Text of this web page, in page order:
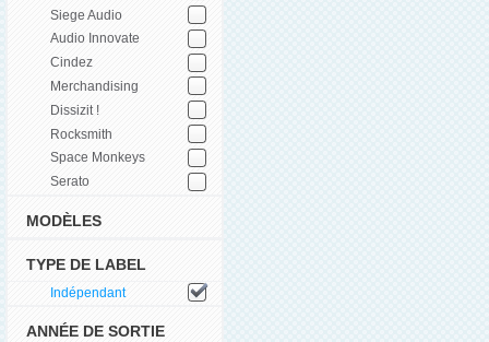
Siege Audio
Audio Innovate
Cindez
Merchandising
Dissizit !
Rocksmith
Space Monkeys
Serato
MODÈLES
TYPE DE LABEL
Indépendant
ANNÉE DE SORTIE